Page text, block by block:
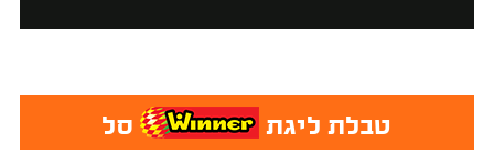
טבלת ליגת סל